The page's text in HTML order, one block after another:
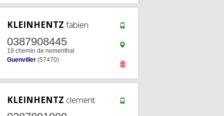
KLEINHENTZ fabien
0387908445
19 chemin de nementhal
Guenviller (57470)
KLEINHENTZ clement